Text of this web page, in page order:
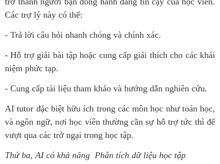
Các trợ lý này có thể:
- Trả lời câu hỏi nhanh chóng và chính xác.
- Hỗ trợ giải bài tập hoặc cung cấp giải thích cho các khái
niệm phức tạp.
- Cung cấp tài liệu tham khảo và hướng dẫn nghiên cứu.
AI tutor đặc biệt hữu ích trong các môn học như toán học,
và ngôn ngữ, nơi học viên thường cần sự hỗ trợ tức thì để
vượt qua các trở ngại trong học tập.
Thứ ba, AI có khả năng Phân tích dữ liệu học tập